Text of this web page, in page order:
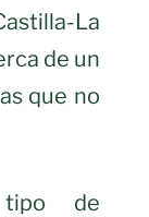
La
de un
que no
tipo de